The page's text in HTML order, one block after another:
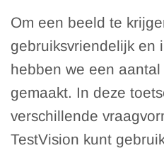
Om een beeld te
gebruiksvriendelijk en
hebben we een
gemaakt. In deze
verschillende
TestVision kunt